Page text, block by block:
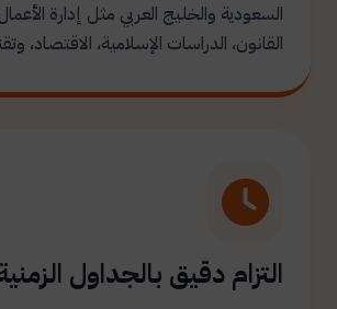
السعودية والخليج العربي مثل إدارة
القانون، الدراسات الإسلامية، الاقتصاد،
التزام دقيق بالجداول